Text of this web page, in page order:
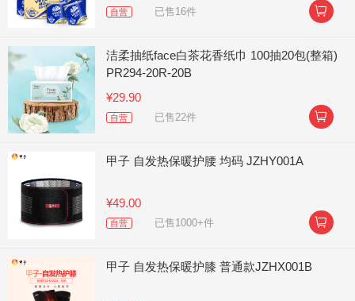
自营 已售16件 
洁柔抽纸face白茶花香纸巾 100抽20包(整箱)
PR294-20R-20B
¥29.90
自营 已售22件 
甲子 自发热保暖护腰 均码 JZHY001A
¥49.00
自营 已售1000+件 
甲子 自发热保暖护膝 普通款JZHX001B